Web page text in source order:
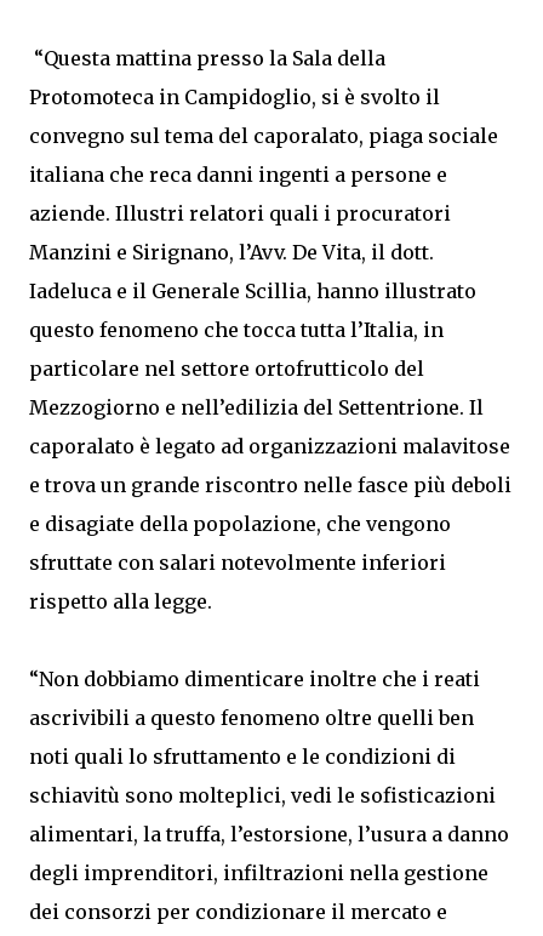
“Questa mattina presso la Sala della
Protomoteca in Campidoglio, si è svolto il
convegno sul tema del caporalato, piaga sociale
italiana che reca danni ingenti a persone e
aziende. Illustri relatori quali i procuratori
Manzini e Sirignano, l’Avv. De Vita, il dott.
Iadeluca e il Generale Scillia, hanno illustrato
questo fenomeno che tocca tutta l’Italia, in
particolare nel settore ortofrutticolo del
Mezzogiorno e nell’edilizia del Settentrione. Il
caporalato è legato ad organizzazioni malavitose
e trova un grande riscontro nelle fasce più deboli
e disagiate della popolazione, che vengono
sfruttate con salari notevolmente inferiori
rispetto alla legge.
“Non dobbiamo dimenticare inoltre che i reati
ascrivibili a questo fenomeno oltre quelli ben
noti quali lo sfruttamento e le condizioni di
schiavitù sono molteplici, vedi le sofisticazioni
alimentari, la truffa, l’estorsione, l’usura a danno
degli imprenditori, infiltrazioni nella gestione
dei consorzi per condizionare il mercato e